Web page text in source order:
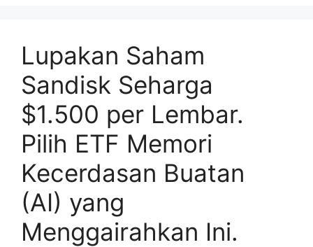
Lupakan Saham
Sandisk Seharga
$1.500 per Lembar.
Pilih ETF Memori
Kecerdasan Buatan
(AI) yang
Menggairahkan Ini.